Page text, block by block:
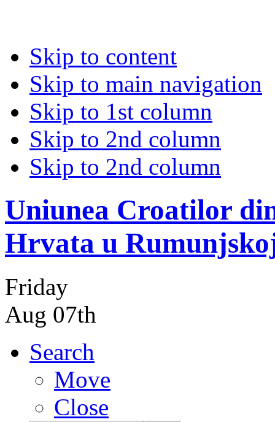
Skip to content
Skip to main navigation
Skip to 1st column
Skip to 2nd column
Skip to 2nd column
Uniunea Croatilor
Hrvata u
Friday
Aug 07th
Search
Move
Close